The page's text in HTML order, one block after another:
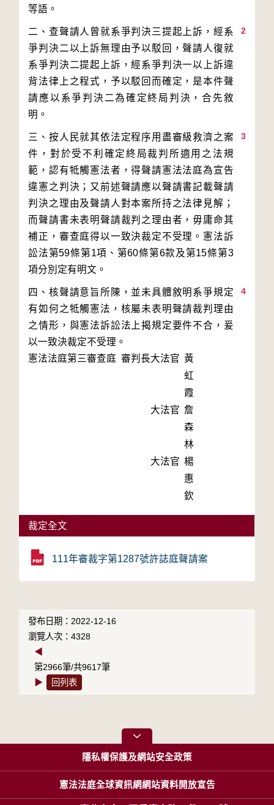
2
二、查聲請人曾就系爭判決三提起上訴，經系
爭判決二以上訴無理由予以駁回，聲請人復就
系爭判決二提起上訴，經系爭判決一以上訴違
背法律上之程式，予以駁回而確定，是本件聲
請應以系爭判決二為確定終局判決，合先敘
3
三、按人民就其依法定程序用盡審級救濟之案
件，對於受不利確定終局裁判所適用之法規
範，認有牴觸憲法者，得聲請憲法法庭為宣告
違憲之判決；又前述聲請應以聲請書記載聲請
判決之理由及聲請人對本案所持之法律見解；
而聲請書未表明聲請裁判之理由者，毋庸命其
補正，審查庭得以一致決裁定不受理。憲法訴
訟法第59條第1項、第60條第6款及第15條第3
4
四、核聲請意旨所陳，並未具體敘明系爭規定
有如何之牴觸憲法，核屬未表明聲請裁判理由
之情形，與憲法訴訟法上揭規定要件不合，爰
以一致決裁定不受理。
憲法法庭第三審查庭 審判長大法官 黃
虹
霞
大法官 詹
森
林
大法官 楊
惠
欽
裁定全文
111年審裁字第1287號許誌庭聲請案
發布日期：2022-12-16
瀏覽人次：4328
◀
第2966筆/共9617筆
▶
回列表
隱私權保護及網站安全政策
憲法法庭全球資訊網網站資料開放宣告